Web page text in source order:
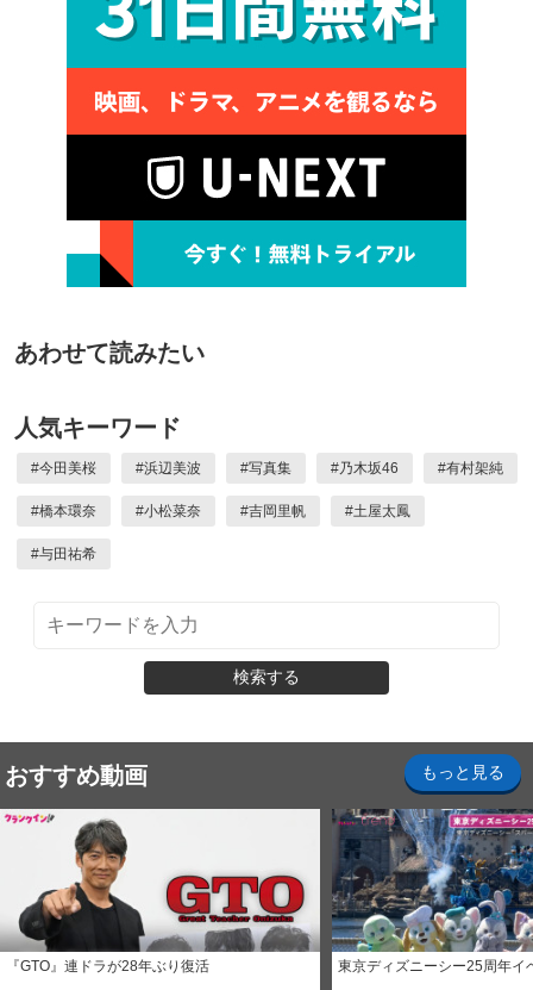
あわせて読みたい
人気キーワード
#今田美桜 #浜辺美波 #写真集 #乃木坂46 #有村架純
#橋本環奈 #小松菜奈 #吉岡里帆 #土屋太鳳
#与田祐希
検索する
おすすめ動画 もっと見る
『GTO』連ドラが28年ぶり復活 東京ディズニーシー25周年イ